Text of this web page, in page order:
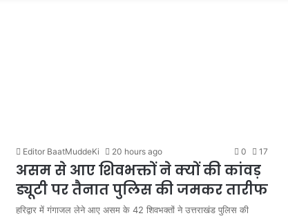
Editor BaatMuddeKi 20 hours ago 0 17
असम से आए शिवभक्तों ने क्यों की कांवड़
ड्यूटी पर तैनात पुलिस की जमकर तारीफ
हरिद्वार में गंगाजल लेने आए असम के 42 शिवभक्तों ने उत्तराखंड पुलिस की